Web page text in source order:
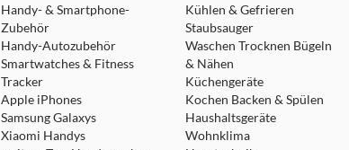
Handy- & Smartphone-
Zubehör
Handy-Autozubehör
Smartwatches & Fitness
Tracker
Apple iPhones
Samsung Galaxys
Xiaomi Handys
Kühlen & Gefrieren
Staubsauger
Waschen Trocknen Bügeln
& Nähen
Küchengeräte
Kochen Backen & Spülen
Haushaltsgeräte
Wohnklima